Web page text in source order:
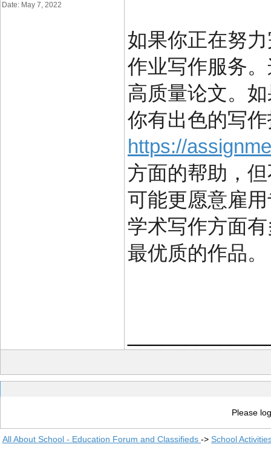
Date: May 7, 2022
如果你正在努
作业写作服务
高质量论文。
你有出色的写
https://
方面的帮助，
可能更愿意雇
学术写作方面
最优质的作品。
Please
All About School - Education Forum and Classifieds -> School